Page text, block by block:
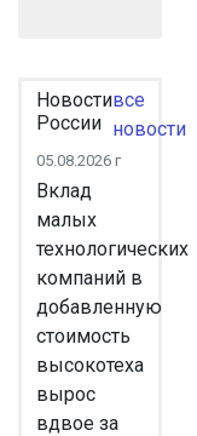
Новости
России
все
новости
05.08.2026 г
Вклад
малых
технологических
компаний в
добавленную
стоимость
высокотеха
вырос
вдвое за